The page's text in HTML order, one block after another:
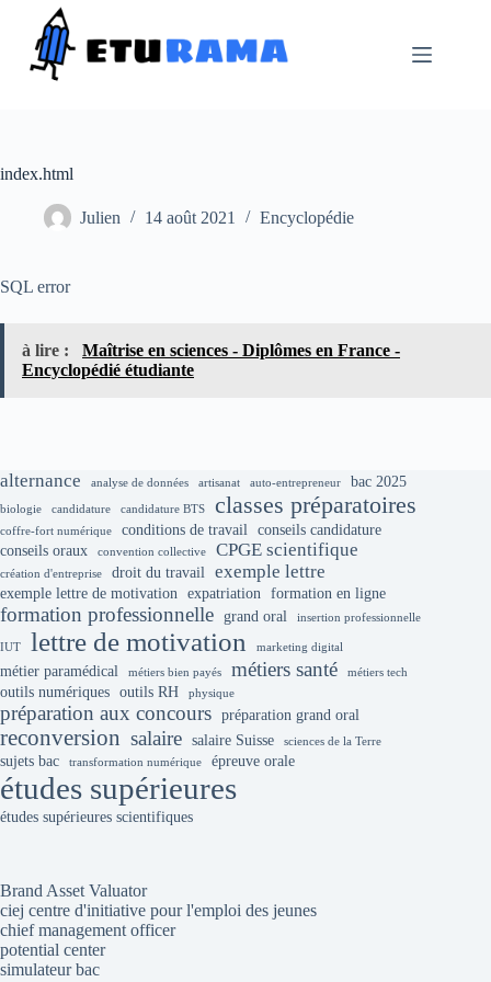
contenu
index.html
Julien 14 août 2021 Encyclopédie
SQL error
à lire :
Maîtrise en sciences - Diplômes en France -
Encyclopédié étudiante
alternance analyse de données artisanat auto-entrepreneur bac 2025
biologie candidature candidature BTS classes préparatoires
coffre-fort numérique conditions de travail conseils candidature
conseils oraux
convention collective CPGE scientifique
création d'entreprise droit du travail exemple lettre
exemple lettre de motivation expatriation formation en ligne
formation professionnelle grand oral insertion professionnelle
IUT lettre de motivation marketing digital
métier paramédical métiers bien payés métiers santé métiers tech
outils numériques outils RH physique
préparation aux concours préparation grand oral
reconversion salaire salaire Suisse sciences de la Terre
sujets bac transformation numérique épreuve orale
études supérieures
études supérieures scientifiques
Brand Asset Valuator
ciej centre d'initiative pour l'emploi des jeunes
chief management officer
potential center
simulateur bac